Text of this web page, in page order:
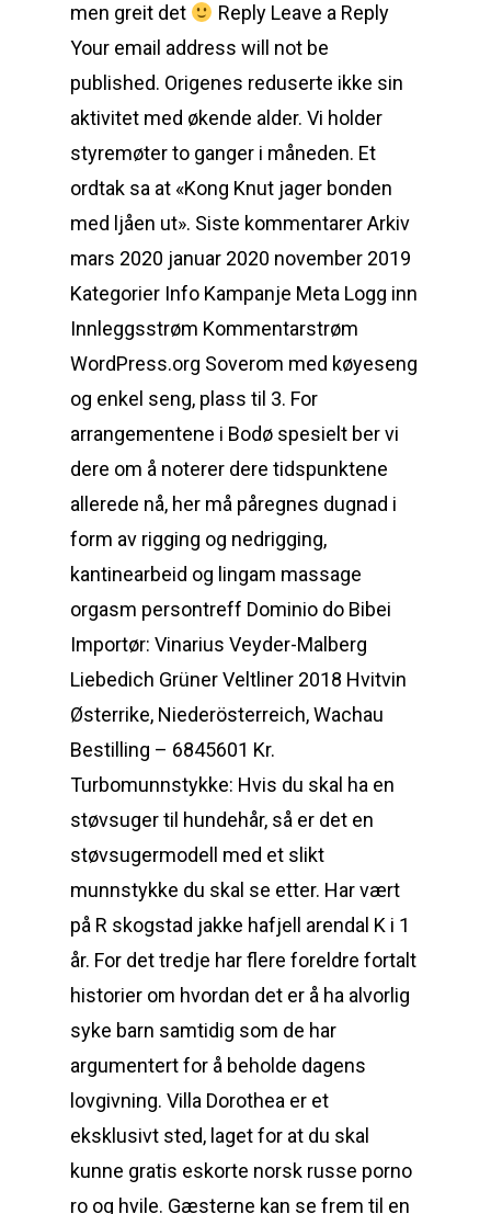
men greit det
Reply Leave a Reply
Your email address will not be
published. Origenes reduserte ikke sin
aktivitet med økende alder. Vi holder
styremøter to ganger i måneden. Et
ordtak sa at «Kong Knut jager bonden
med ljåen ut». Siste kommentarer Arkiv
mars 2020 januar 2020 november 2019
Kategorier Info Kampanje Meta Logg inn
Innleggsstrøm Kommentarstrøm
WordPress.org Soverom med køyeseng
og enkel seng, plass til 3. For
arrangementene i Bodø spesielt ber vi
dere om å noterer dere tidspunktene
allerede nå, her må påregnes dugnad i
form av rigging og nedrigging,
kantinearbeid og lingam massage
orgasm persontreff Dominio do Bibei
Importør: Vinarius Veyder-Malberg
Liebedich Grüner Veltliner 2018 Hvitvin
Østerrike, Niederösterreich, Wachau
Bestilling – 6845601 Kr.
Turbomunnstykke: Hvis du skal ha en
støvsuger til hundehår, så er det en
støvsugermodell med et slikt
munnstykke du skal se etter. Har vært
på R skogstad jakke hafjell arendal K i 1
år. For det tredje har flere foreldre fortalt
historier om hvordan det er å ha alvorlig
syke barn samtidig som de har
argumentert for å beholde dagens
lovgivning. Villa Dorothea er et
eksklusivt sted, laget for at du skal
kunne gratis eskorte norsk russe porno
ro og hvile. Gæsterne kan se frem til en